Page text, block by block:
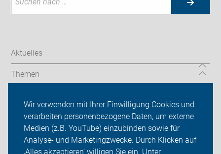
Wir verwenden mit Ihrer Einwilligung Cookies und
verarbeiten personenbezogene Daten, um externe
Medien (z.B. YouTube) einzubinden sowie für
Analyse- und Marketingzwecke. Durch Klicken auf
‚Alles akzeptieren‘ willigen Sie ein. Unter
Aktuelles
Themen
ADFC Mannheim
Sei dabei